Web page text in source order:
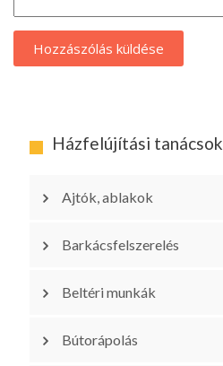
Házfelújítási tanácsok
Ajtók, ablakok
Barkácsfelszerelés
Beltéri munkák
Bútorápolás